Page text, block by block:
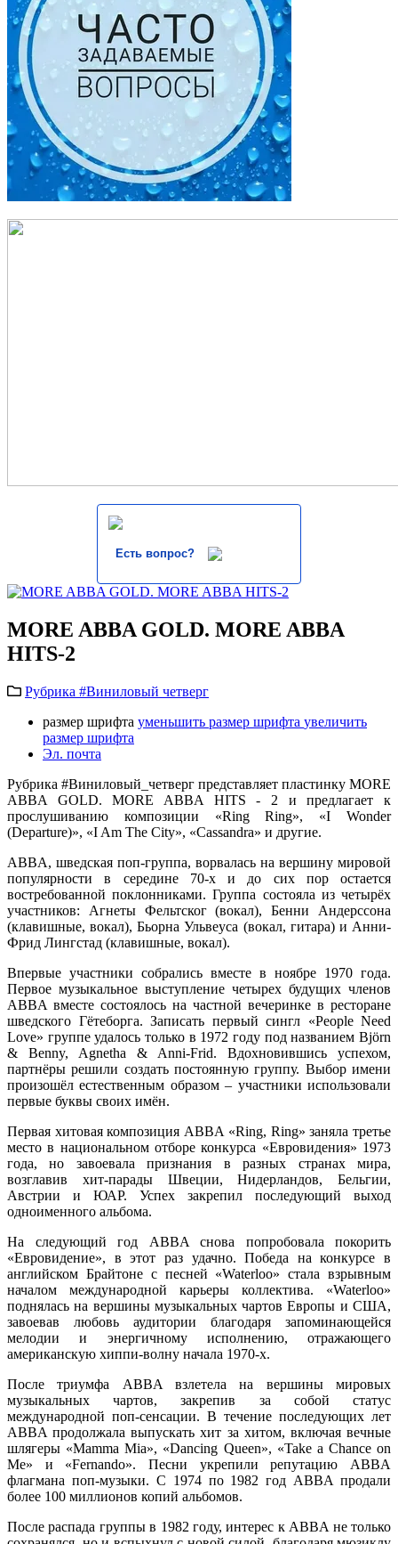
Есть вопрос?
MORE ABBA GOLD. MORE ABBA
HITS-2
Рубрика #Виниловый четверг
размер шрифта уменьшить размер шрифта увеличить
размер шрифта
Эл. почта
Рубрика #Виниловый­_четверг представляет пластинку MORE
ABBA GOLD. MORE ABBA HITS - 2 и предлагает к
прослушиванию композиции «Ring Ring», «I Wonder
(Departure)», «I Am The City», «Cassandra» и другие.
ABBA, шведская поп-группа, ворвалась на вершину мировой
популярности в середине 70-х и до сих пор остается
востребованной поклонниками. Группа состояла из четырёх
участников: Агнеты Фельтског (вокал), Бенни Андерссона
(клавишные, вокал), Бьорна Ульвеуса (вокал, гитара) и Анни-
Фрид Лингстад (клавишные, вокал).
Впервые участники собрались вместе в ноябре 1970 года.
Первое музыкальное выступление четырех будущих членов
ABBA вместе состоялось на частной вечеринке в ресторане
шведского Гётеборга. Записать первый сингл «People Need
Love» группе удалось только в 1972 году под названием Björn
& Benny, Agnetha & Anni-Frid. Вдохновившись успехом,
партнёры решили создать постоянную группу. Выбор имени
произошёл естественным образом – участники использовали
первые буквы своих имён.
Первая хитовая композиция ABBA «Ring, Ring» заняла третье
место в национальном отборе конкурса «Евровидения» 1973
года, но завоевала признания в разных странах мира,
возглавив хит-парады Швеции, Нидерландов, Бельгии,
Австрии и ЮАР. Успех закрепил последующий выход
одноименного альбома.
На следующий год ABBA снова попробовала покорить
«Евровидение», в этот раз удачно. Победа на конкурсе в
английском Брайтоне с песней «Waterloo» стала взрывным
началом международной карьеры коллектива. «Waterloo»
поднялась на вершины музыкальных чартов Европы и США,
завоевав любовь аудитории благодаря запоминающейся
мелодии и энергичному исполнению, отражающего
американскую хиппи-волну начала 1970-х.
После триумфа ABBA взлетела на вершины мировых
музыкальных чартов, закрепив за собой статус
международной поп-сенсации. В течение последующих лет
ABBA продолжала выпускать хит за хитом, включая вечные
шлягеры «Mamma Mia», «Dancing Queen», «Take a Chance on
Me» и «Fernando». Песни укрепили репутацию ABBA
флагмана поп-музыки. С 1974 по 1982 год ABBA продали
более 100 миллионов копий альбомов.
После распада группы в 1982 году, интерес к ABBA не только